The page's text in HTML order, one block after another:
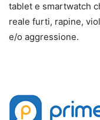
tablet e smartwatch
reale furti, rapine,
e/o aggressione.